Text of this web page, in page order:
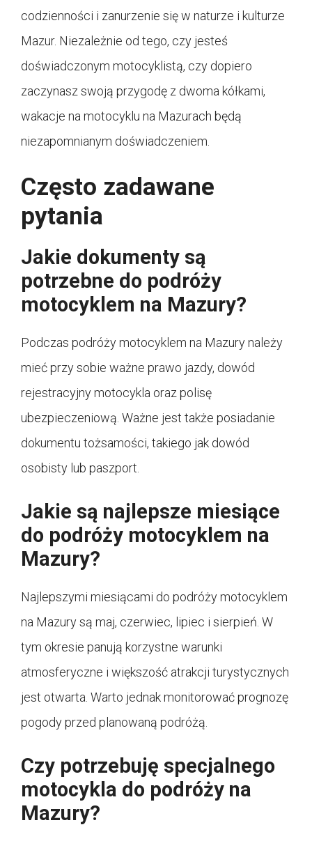
codzienności i zanurzenie się w naturze i kulturze
Mazur. Niezależnie od tego, czy jesteś
doświadczonym motocyklistą, czy dopiero
zaczynasz swoją przygodę z dwoma kółkami,
wakacje na motocyklu na Mazurach będą
niezapomnianym doświadczeniem.
Często zadawane
pytania
Jakie dokumenty są
potrzebne do podróży
motocyklem na Mazury?
Podczas podróży motocyklem na Mazury należy
mieć przy sobie ważne prawo jazdy, dowód
rejestracyjny motocykla oraz polisę
ubezpieczeniową. Ważne jest także posiadanie
dokumentu tożsamości, takiego jak dowód
osobisty lub paszport.
Jakie są najlepsze miesiące
do podróży motocyklem na
Mazury?
Najlepszymi miesiącami do podróży motocyklem
na Mazury są maj, czerwiec, lipiec i sierpień. W
tym okresie panują korzystne warunki
atmosferyczne i większość atrakcji turystycznych
jest otwarta. Warto jednak monitorować prognozę
pogody przed planowaną podróżą.
Czy potrzebuję specjalnego
motocykla do podróży na
Mazury?